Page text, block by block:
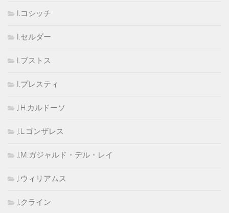
I.コシッチ
I.セルダー
I.ブストス
I.プレスティ
J.H.カルドーソ
J.L.ゴンザレス
J.M.ガジャルド・デル・レイ
J.ウィリアムス
J.クライン